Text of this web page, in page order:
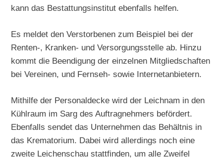
kann das Bestattungsinstitut ebenfalls helfen.
Es meldet den Verstorbenen zum Beispiel bei der
Renten-, Kranken- und Versorgungsstelle ab. Hinzu
kommt die Beendigung der einzelnen Mitgliedschaften
bei Vereinen, und Fernseh- sowie Internetanbietern.
Mithilfe der Personaldecke wird der Leichnam in den
Kühlraum im Sarg des Auftragnehmers befördert.
Ebenfalls sendet das Unternehmen das Behältnis in
das Krematorium. Dabei wird allerdings noch eine
zweite Leichenschau stattfinden, um alle Zweifel